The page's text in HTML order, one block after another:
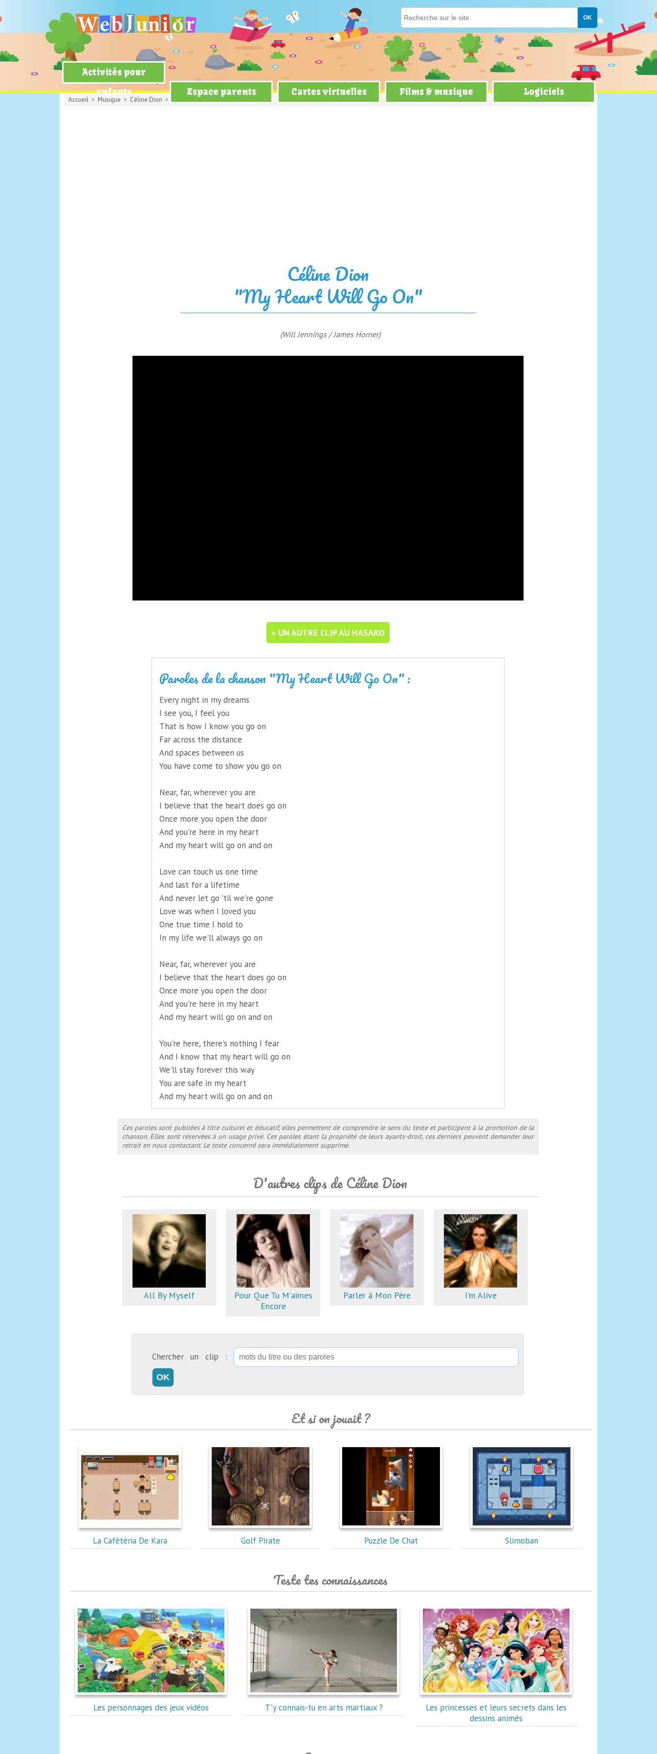
Activités pour
enfants
Espace parents Cartes virtuelles Films & musique Logiciels
Accueil > Musique > Céline Dion > My Heart Will Go On
Céline Dion
"My Heart Will Go On"
(Will Jennings / James Horner)
» UN AUTRE CLIP AU HASARD
Paroles de la chanson "My Heart Will Go On" :
Every night in my dreams
I see you, I feel you
That is how I know you go on
Far across the distance
And spaces between us
You have come to show you go on
Near, far, wherever you are
I believe that the heart does go on
Once more you open the door
And you're here in my heart
And my heart will go on and on
Love can touch us one time
And last for a lifetime
And never let go 'til we're gone
Love was when I loved you
One true time I hold to
In my life we'll always go on
Near, far, wherever you are
I believe that the heart does go on
Once more you open the door
And you're here in my heart
And my heart will go on and on
You're here, there's nothing I fear
And I know that my heart will go on
We'll stay forever this way
You are safe in my heart
And my heart will go on and on
Ces paroles sont publiées à titre culturel et éducatif, elles permettent de comprendre le sens du texte et participent à la promotion de la
chanson. Elles sont réservées à un usage privé. Ces paroles étant la propriété de leurs ayants-droit, ces derniers peuvent demander leur
retrait en nous contactant. Le texte concerné sera immédiatement supprimé.
D'autres clips de Céline Dion
All By Myself
Pour Que Tu M'aimes
Encore
Parler à Mon Père I'm Alive
Chercher un clip :
Et si on jouait ?
La Cafétéria De Kara Golf Pirate Puzzle De Chat Slimoban
Teste tes connaissances
Les personnages des jeux vidéos T'y connais-tu en arts martiaux ?
Les princesses et leurs secrets dans les
dessins animés